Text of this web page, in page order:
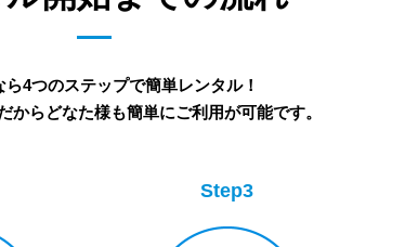
ら4つのステップで簡単レンタル！
からどなた様も簡単にご利用が可能です。
Step3